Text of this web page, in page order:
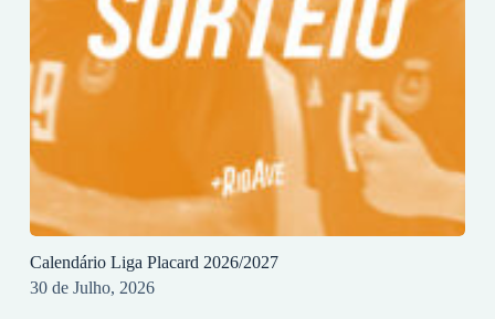
Calendário Liga Placard 2026/2027
30 de Julho, 2026